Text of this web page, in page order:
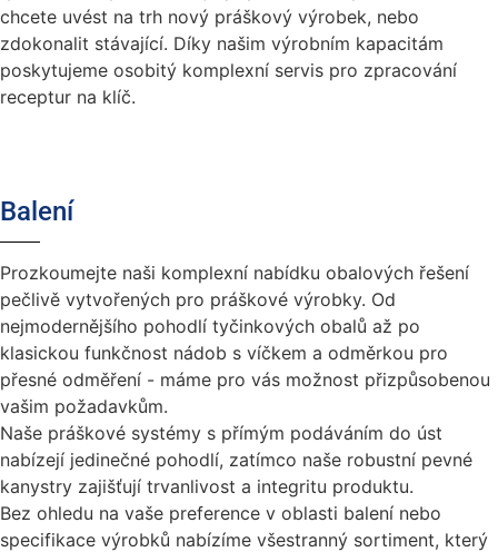
chcete uvést na trh nový práškový výrobek, nebo
zdokonalit stávající. Díky našim výrobním kapacitám
poskytujeme osobitý komplexní servis pro zpracování
receptur na klíč.
Balení
Prozkoumejte naši komplexní nabídku obalových řešení
pečlivě vytvořených pro práškové výrobky. Od
nejmodernějšího pohodlí tyčinkových obalů až po
klasickou funkčnost nádob s víčkem a odměrkou pro
přesné odměření - máme pro vás možnost přizpůsobenou
vašim požadavkům.
Naše práškové systémy s přímým podáváním do úst
nabízejí jedinečné pohodlí, zatímco naše robustní pevné
kanystry zajišťují trvanlivost a integritu produktu.
Bez ohledu na vaše preference v oblasti balení nebo
specifikace výrobků nabízíme všestranný sortiment, který